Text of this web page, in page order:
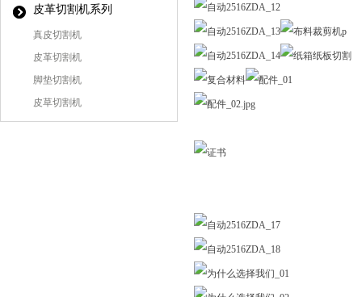
皮革切割机系列
真皮切割机
皮革切割机
脚垫切割机
皮草切割机